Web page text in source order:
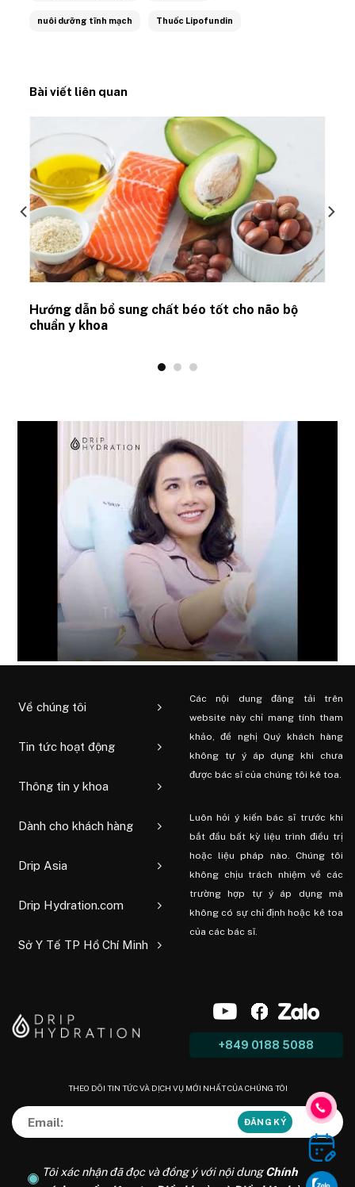
nuôi dưỡng tĩnh mạch Thuốc Lipofundin
Bài viết liên quan
Hướng dẫn bổ sung chất béo tốt cho não bộ
chuẩn y khoa
Về chúng tôi
Tin tức hoạt động
Thông tin y khoa
Dành cho khách hàng
Drip Asia
Drip Hydration.com
Sở Y Tế TP Hồ Chí Minh
Các nội dung đăng tải trên
website này chỉ mang tính tham
khảo, đề nghị Quý khách hàng
không tự ý áp dụng khi chưa
được bác sĩ của chúng tôi kê toa.
Luôn hỏi ý kiến ​​bác sĩ trước khi
bắt đầu bất kỳ liệu trình điều trị
hoặc liệu pháp nào. Chúng tôi
không chịu trách nhiệm về các
trường hợp tự ý áp dụng mà
không có sự chỉ định hoặc kê toa
của các bác sĩ.
+849 0188 5088
THEO DÕI TIN TỨC VÀ DỊCH VỤ MỚI NHẤT CỦA CHÚNG TÔI
Tôi xác nhận đã đọc và đồng ý với nội dungChính